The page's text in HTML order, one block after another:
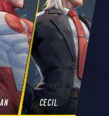
CECIL